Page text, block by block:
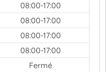
08:00-17:00
08:00-17:00
08:00-17:00
08:00-17:00
Fermé